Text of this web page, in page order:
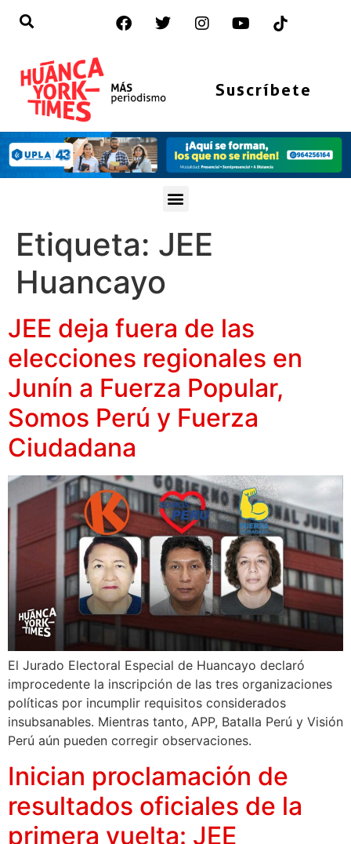
Suscríbete
Etiqueta: JEE
Huancayo
JEE deja fuera de las
elecciones regionales en
Junín a Fuerza Popular,
Somos Perú y Fuerza
Ciudadana
El Jurado Electoral Especial de Huancayo declaró
improcedente la inscripción de las tres organizaciones
políticas por incumplir requisitos considerados
insubsanables. Mientras tanto, APP, Batalla Perú y Visión
Perú aún pueden corregir observaciones.
Inician proclamación de
resultados oficiales de la
primera vuelta: JEE